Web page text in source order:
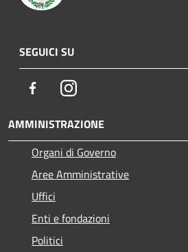
SEGUICI SU
FacebookInstagram
AMMINISTRAZIONE
Organi di Governo
Aree Amministrative
Uffici
Enti e fondazioni
Politici